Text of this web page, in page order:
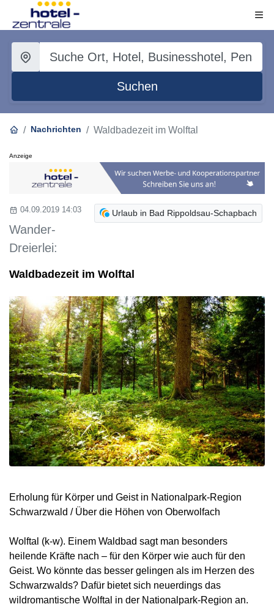
Suchen
Nachrichten Waldbadezeit im Wolftal
Anzeige
Urlaub in Bad Rippoldsau-Schapbach
04.09.2019 14:03
Wander-
Dreierlei:
Waldbadezeit im Wolftal
Erholung für Körper und Geist in Nationalpark-Region
Schwarzwald / Über die Höhen von Oberwolfach
Wolftal (k-w). Einem Waldbad sagt man besonders
heilende Kräfte nach – für den Körper wie auch für den
Geist. Wo könnte das besser gelingen als im Herzen des
Schwarzwalds? Dafür bietet sich neuerdings das
wildromantische Wolftal in der Nationalpark-Region an.